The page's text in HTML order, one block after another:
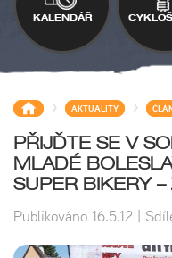
KALENDÁŘ
> AKTUALITY >
PŘIJĎTE SE V
MLADÉ
SUPER BIKERY
Publikováno 16.5.12 |